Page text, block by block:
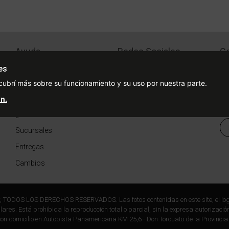
Ayuda
Preguntas Frecuentes
Sucursales
Entregas
Cambios
Redes Sociales
Instagram
LOS DERECHOS RESERVADOS. Las fotos contenidas en este site, el
Está prohibida la reproducción total o parcial, sin la expresa
domicilio en Autopista Panamericana KM 25,6 - Don Torcuato de la
más sobre su funcionamiento y su uso por nuestra parte.